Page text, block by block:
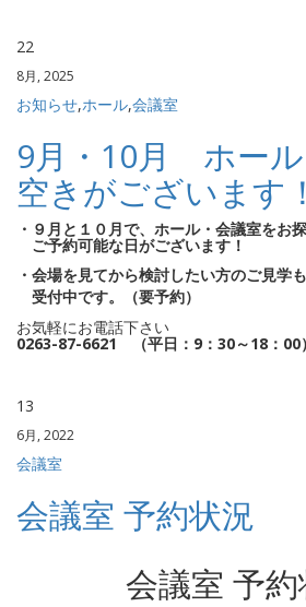
22
8月, 2025
お知らせ,ホール,会議室
9月・10月 ホー
空きがございます！
・９月と１０月で、ホール・会議室をお探
ご予約可能な日がございます！
・会場を見てから検討したい方のご見学も
受付中です。（要予約）
お気軽にお電話下さい
0263-87-6621 （平日：9：30～18：00）
13
6月, 2022
会議室
会議室 予約状況
会議室 予